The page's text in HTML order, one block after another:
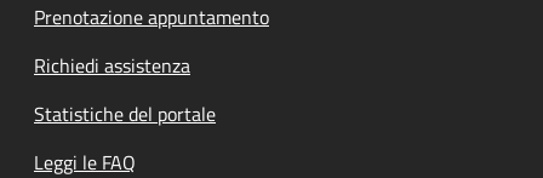
Prenotazione appuntamento
Richiedi assistenza
Statistiche del portale
Leggi le FAQ